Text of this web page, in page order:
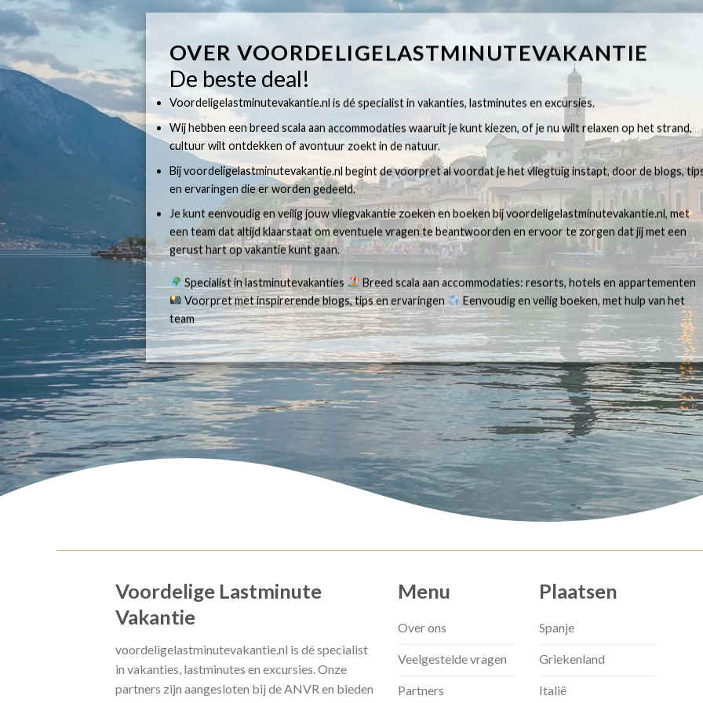
OVER VOORDELIGELASTMINUTEVAKANTIE
De beste deal!
Voordeligelastminutevakantie.nl is dé specialist in vakanties, lastminutes en excursies.
Wij hebben een breed scala aan accommodaties waaruit je kunt kiezen, of je nu wilt relaxen op het strand,
cultuur wilt ontdekken of avontuur zoekt in de natuur.
Bij voordeligelastminutevakantie.nl begint de voorpret al voordat je het vliegtuig instapt, door de blogs,
en ervaringen die er worden gedeeld.
Je kunt eenvoudig en veilig jouw vliegvakantie zoeken en boeken bij voordeligelastminutevakantie.nl, met
een team dat altijd klaarstaat om eventuele vragen te beantwoorden en ervoor te zorgen dat jij met een
gerust hart op vakantie kunt gaan.
Specialist in lastminutevakanties
Breed scala aan accommodaties: resorts, hotels en appartementen
Voorpret met inspirerende blogs, tips en ervaringen
Eenvoudig en veilig boeken, met hulp van het
team
Voordelige Lastminute
Vakantie
voordeligelastminutevakantie.nl is dé specialist
in vakanties, lastminutes en excursies. Onze
partners zijn aangesloten bij de ANVR en bieden
Menu
Over ons
Veelgestelde vragen
Partners
Plaatsen
Spanje
Griekenland
Italië